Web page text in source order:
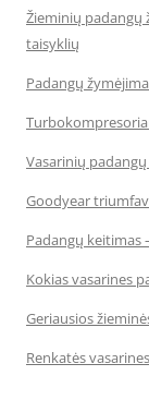
Žieminių padangų
taisyklių
Padangų
Vasarinių
Goodyear
Padangų keitimas
Kokias vasarines
Geriausios
Renkatės